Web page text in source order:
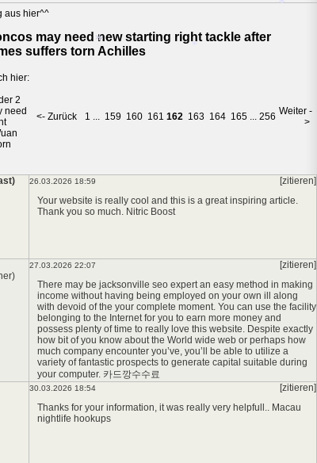
aus hier^^
may need new starting right tackle after
suffers torn Achilles
hier:
2
need
<- Zurück 1 ... 159 160 161 162 163 164 165 ... 256 Weiter -
>
26.03.2026 18:59
[zitieren]
Your website is really cool and this is a great inspiring article.
Thank you so much. Nitric Boost
27.03.2026 22:07
[zitieren]
There may be jacksonville seo expert an easy method in making
income without having being employed on your own ill along
with devoid of the your complete moment. You can use the facility
belonging to the Internet for you to earn more money and
possess plenty of time to really love this website. Despite exactly
how bit of you know about the World wide web or perhaps how
much company encounter you’ve, you’ll be able to utilize a
variety of fantastic prospects to generate capital suitable during
your computer. 카드깡수수료
30.03.2026 18:54
[zitieren]
Thanks for your information, it was really very helpfull.. Macau
nightlife hookups